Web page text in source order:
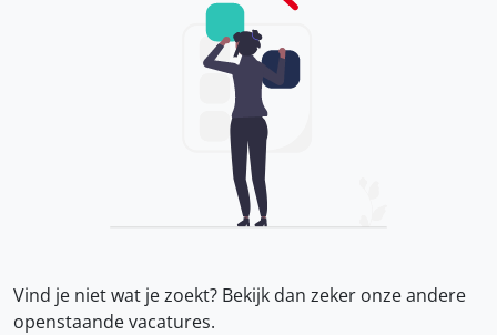
Vind je niet wat je zoekt? Bekijk dan zeker onzeandere
openstaande vacatures.